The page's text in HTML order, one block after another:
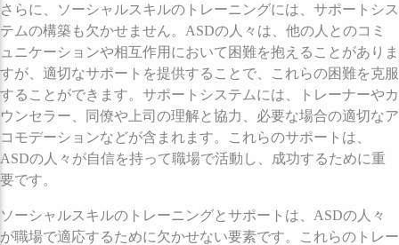
さらに、ソーシャルスキルのトレーニングには、サポートシス
テムの構築も欠かせません。ASDの人々は、他の人とのコミ
ュニケーションや相互作用において困難を抱えることがありま
すが、適切なサポートを提供することで、これらの困難を克服
することができます。サポートシステムには、トレーナーやカ
ウンセラー、同僚や上司の理解と協力、必要な場合の適切なア
コモデーションなどが含まれます。これらのサポートは、
ASDの人々が自信を持って職場で活動し、成功するために重
要です。
ソーシャルスキルのトレーニングとサポートは、ASDの人々
が職場で適応するために欠かせない要素です。これらのトレー